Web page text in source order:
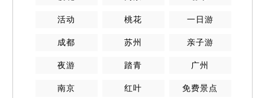
活动 桃花 一日游
成都 苏州 亲子游
夜游 踏青 广州
南京 红叶 免费景点